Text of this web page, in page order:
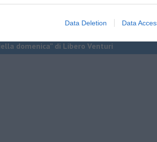
Data Deletion Data
domenica” di Libero Venturi